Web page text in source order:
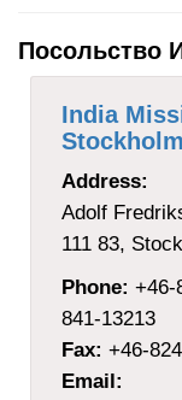
Посольство
India
Stockholm
Address:
Adolf
111 83,
Phone: +46-
841-13213
Fax: +46-
Email: